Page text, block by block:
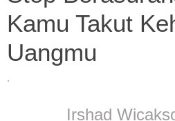
Kamu Takut
Uangmu
.
Irshad